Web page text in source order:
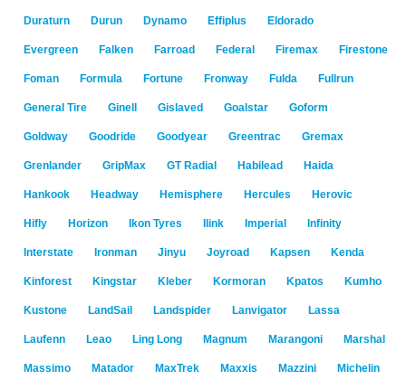
Duraturn Durun Dynamo Effiplus Eldorado
Evergreen Falken Farroad Federal Firemax Firestone
Foman Formula Fortune Fronway Fulda Fullrun
General Tire Ginell Gislaved Goalstar Goform
Goldway Goodride Goodyear Greentrac Gremax
Grenlander GripMax GT Radial Habilead Haida
Hankook Headway Hemisphere Hercules Herovic
Hifly Horizon Ikon Tyres Ilink Imperial Infinity
Interstate Ironman Jinyu Joyroad Kapsen Kenda
Kinforest Kingstar Kleber Kormoran Kpatos Kumho
Kustone LandSail Landspider Lanvigator Lassa
Laufenn Leao Ling Long Magnum Marangoni Marshal
Massimo Matador MaxTrek Maxxis Mazzini Michelin